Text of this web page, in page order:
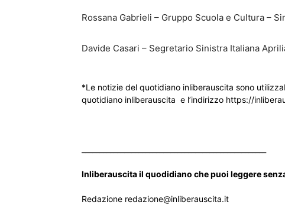
Rossana Gabrieli – Gruppo Scuola e Cultura –
Davide Casari – Segretario Sinistra Italiana
*Le notizie del quotidiano inliberauscita sono
quotidiano inliberauscita e l’indirizzo https://
Inliberauscita il quodidiano che puoi leggere
Redazione redazione@inliberauscita.it